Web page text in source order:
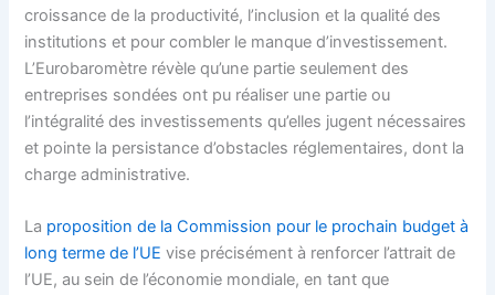
croissance de la productivité, l’inclusion et la qualité des
institutions et pour combler le manque d’investissement.
L’Eurobaromètre révèle qu’une partie seulement des
entreprises sondées ont pu réaliser une partie ou
l’intégralité des investissements qu’elles jugent nécessaires
et pointe la persistance d’obstacles réglementaires, dont la
charge administrative.
La proposition de la Commission pour le prochain budget à
long terme de l’UE vise précisément à renforcer l’attrait de
l’UE, au sein de l’économie mondiale, en tant que